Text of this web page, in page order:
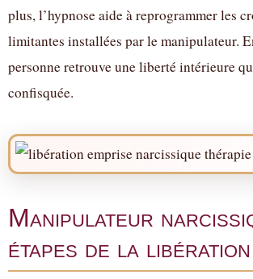
plus, l’hypnose aide à reprogrammer les
limitantes installées par le manipulateur.
personne retrouve une liberté intérieure
confisquée.
Manipulateur
étapes de la libération